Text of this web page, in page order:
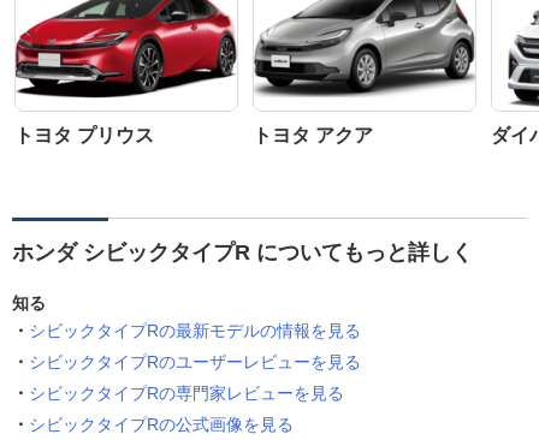
トヨタ プリウス トヨタ アクア ダイ
ホンダ シビックタイプR についてもっと詳しく
知る
シビックタイプRの最新モデルの情報を見る
シビックタイプRのユーザーレビューを見る
シビックタイプRの専門家レビューを見る
シビックタイプRの公式画像を見る